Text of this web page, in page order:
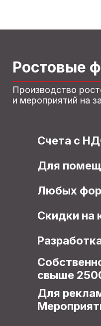
Ростовые
Производство
и мероприятий на
Счета с
Для
Любых
Скидки на
свыше
Для